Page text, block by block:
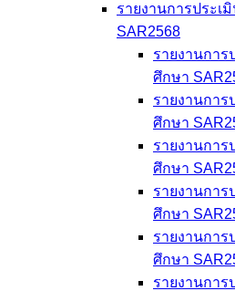
รายงานการประเ
SAR2568
รายงานการ
ศึกษา
รายงานการ
ศึกษา
รายงานการ
ศึกษา
รายงานการ
ศึกษา
รายงานการ
ศึกษา
รายงานการ